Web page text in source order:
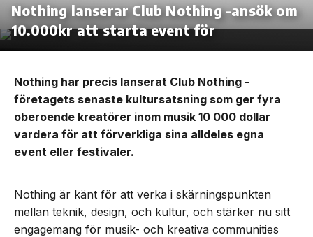
Nothing lanserar Club Nothing -ansök om
10.000kr att starta event för
Nothing har precis lanserat Club Nothing -
företagets senaste kultursatsning som ger fyra
oberoende kreatörer inom musik 10 000 dollar
vardera för att förverkliga sina alldeles egna
event eller festivaler.
Nothing är känt för att verka i skärningspunkten
mellan teknik, design, och kultur, och stärker nu sitt
engagemang för musik- och kreativa communities